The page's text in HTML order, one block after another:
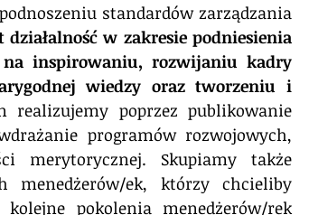
standardów zarządzania
w zakresie podniesienia
na inspirowaniu, rozwijaniu kadry
wiedzy oraz tworzeniu i
realizujemy poprzez publikowanie
programów rozwojowych,
merytorycznej. Skupiamy także
menedżerów/ek, którzy chcieliby
pokolenia menedżerów/rek